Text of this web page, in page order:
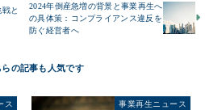
と
2024年倒産急増の背景と事業再生へ
の具体策：コンプライアンス違反を
防ぐ経営者へ
ス 事業再生ニュース